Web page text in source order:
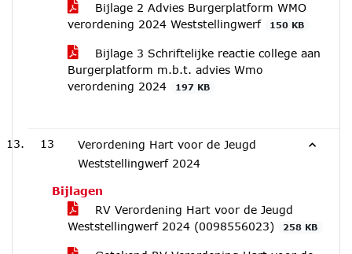
Bijlage 2 Advies Burgerplatform WMO
verordening 2024 Weststellingwerf
150 KB
Bijlage 3 Schriftelijke reactie college aan
Burgerplatform m.b.t. advies Wmo
verordening 2024
197 KB
13
Verordening Hart voor de Jeugd
Weststellingwerf 2024
Bijlagen
RV Verordening Hart voor de Jeugd
Weststellingwerf 2024 (0098556023)
258 KB